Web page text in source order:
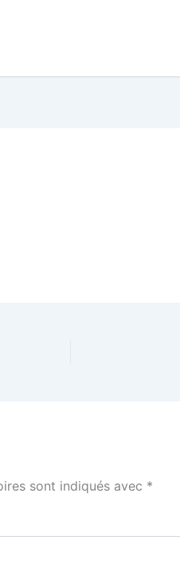
sont indiqués avec *